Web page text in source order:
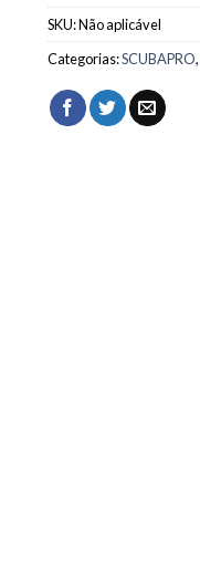
SKU:Não aplicável
Categorias:SCUBAPRO,